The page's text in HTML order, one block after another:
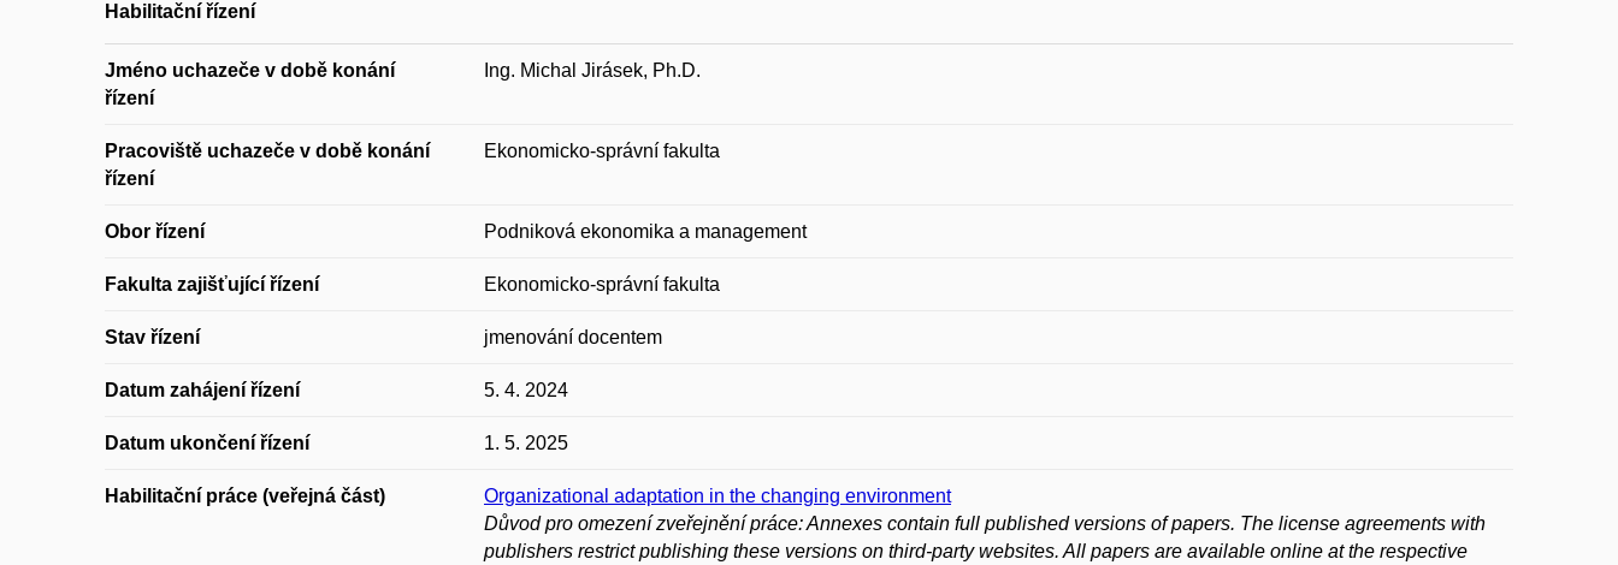
Habilitační řízení
Jméno uchazeče v době konání
řízení
Ing. Michal Jirásek, Ph.D.
Pracoviště uchazeče v době konání
řízení
Ekonomicko-správní fakulta
Obor řízení Podniková ekonomika a management
Fakulta zajišťující řízení Ekonomicko-správní fakulta
Stav řízení jmenování docentem
Datum zahájení řízení 5. 4. 2024
Datum ukončení řízení 1. 5. 2025
Habilitační práce (veřejná část)
Organizational adaptation in the changing environment
Důvod pro omezení zveřejnění práce: Annexes contain full published versions of papers. The license agreements with
publishers restrict publishing these versions on third-party websites. All papers are available online at the respective